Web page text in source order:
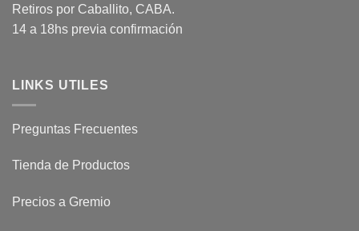
Retiros por Caballito, CABA.
14 a 18hs previa confirmación
LINKS UTILES
Preguntas Frecuentes
Tienda de Productos
Precios a Gremio